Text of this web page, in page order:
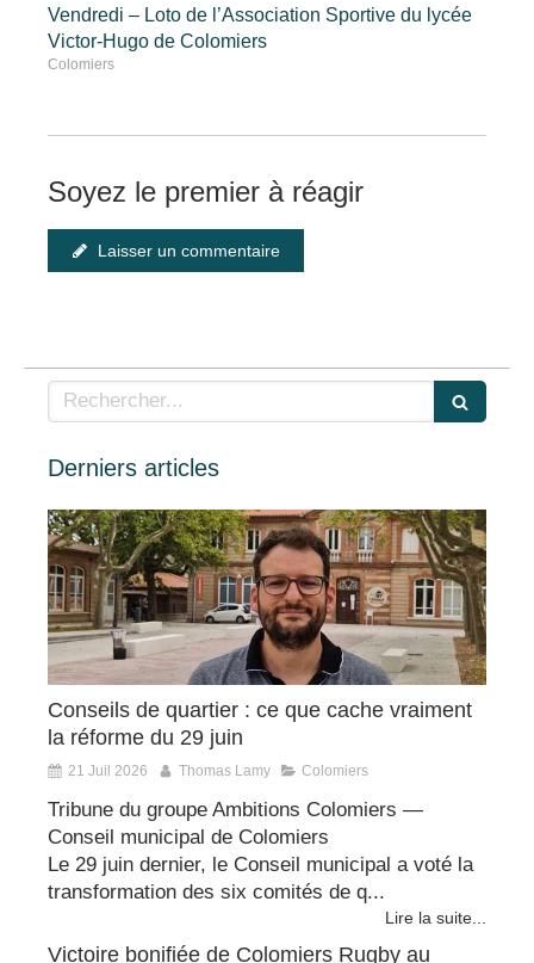
Vendredi – Loto de l’Association Sportive du lycée
Victor-Hugo de Colomiers
Colomiers
Soyez le premier à réagir
Laisser un commentaire
Rechercher
Derniers articles
Conseils de quartier : ce que cache vraiment
la réforme du 29 juin
21 Juil 2026 Thomas Lamy Colomiers
Tribune du groupe Ambitions Colomiers —
Conseil municipal de Colomiers
Le 29 juin dernier, le Conseil municipal a voté la
transformation des six comités de q...
Lire la suite...
Victoire bonifiée de Colomiers Rugby au